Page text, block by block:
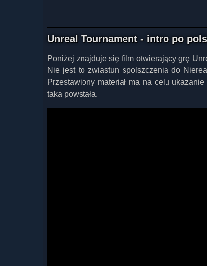
Unreal Tournament - intro po
Poniżej znajduje się film otwierający grę
Nie jest to zwiastun spolszczenia do
Przestawiony materiał ma na celu
taka powstała.